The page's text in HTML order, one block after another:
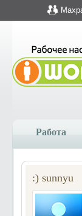
Работа
:) sunnyu